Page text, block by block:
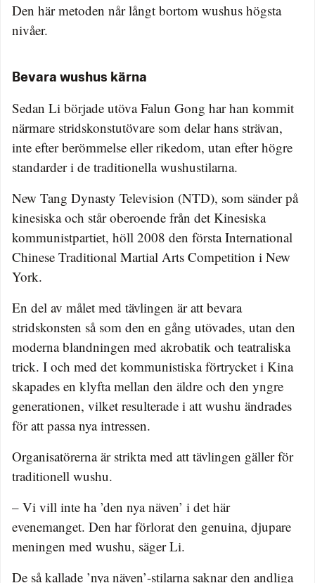
Den här metoden når långt bortom wushus högsta
nivåer.
Bevara wushus kärna
Sedan Li började utöva Falun Gong har han kommit
närmare stridskonstutövare som delar hans strävan,
inte efter berömmelse eller rikedom, utan efter högre
standarder i de traditionella wushustilarna.
New Tang Dynasty Television (NTD), som sänder på
kinesiska och står oberoende från det Kinesiska
kommunistpartiet, höll 2008 den första International
Chinese Traditional Martial Arts Competition i New
York.
En del av målet med tävlingen är att bevara
stridskonsten så som den en gång utövades, utan den
moderna blandningen med akrobatik och teatraliska
trick. I och med det kommunistiska förtrycket i Kina
skapades en klyfta mellan den äldre och den yngre
generationen, vilket resulterade i att wushu ändrades
för att passa nya intressen.
Organisatörerna är strikta med att tävlingen gäller för
traditionell wushu.
– Vi vill inte ha ’den nya näven’ i det här
evenemanget. Den har förlorat den genuina, djupare
meningen med wushu, säger Li.
De så kallade ’nya näven’-stilarna saknar den andliga